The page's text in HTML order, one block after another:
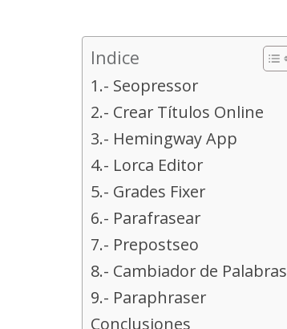
Indice
1.- Seopressor
2.- Crear Títulos Online
3.- Hemingway App
4.- Lorca Editor
5.- Grades Fixer
6.- Parafrasear
7.- Prepostseo
8.- Cambiador de Palabras
9.- Paraphraser
Conclusiones